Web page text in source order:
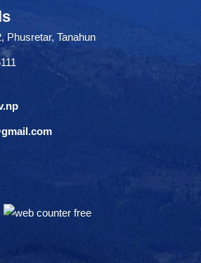
Phusretar, Tanahun